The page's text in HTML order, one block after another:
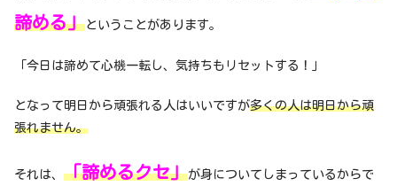
諦める」ということがあります。
「今日は諦めて心機一転し、気持ちもリセットする！」
となって明日から頑張れる人はいいですが多くの人は明日から頑
張れません。
それは、 「諦めるクセ」が身についてしまっているからで